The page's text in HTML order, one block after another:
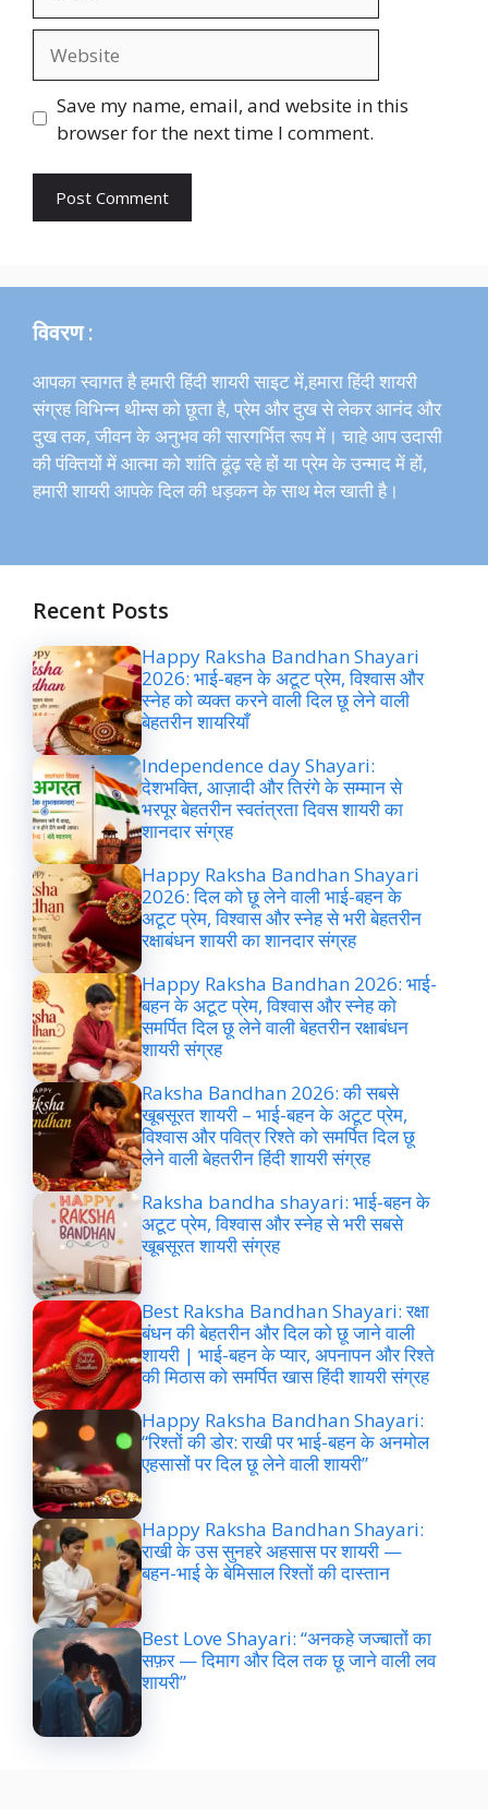
Save my name, email, and website in this
browser for the next time I comment.
विवरण :
आपका स्वागत है हमारी हिंदी शायरी साइट में,हमारा हिंदी शायरी
संग्रह विभिन्न थीम्स को छूता है, प्रेम और दुख से लेकर आनंद और
दुख तक, जीवन के अनुभव की सारगर्भित रूप में। चाहे आप उदासी
की पंक्तियों में आत्मा को शांति ढूंढ़ रहे हों या प्रेम के उन्माद में हों,
हमारी शायरी आपके दिल की धड़कन के साथ मेल खाती है।
Recent Posts
Happy Raksha Bandhan Shayari
2026: भाई-बहन के अटूट प्रेम, विश्वास और
स्नेह को व्यक्त करने वाली दिल छू लेने वाली
बेहतरीन शायरियाँ
Independence day Shayari:
देशभक्ति, आज़ादी और तिरंगे के सम्मान से
भरपूर बेहतरीन स्वतंत्रता दिवस शायरी का
शानदार संग्रह
Happy Raksha Bandhan Shayari
2026: दिल को छू लेने वाली भाई-बहन के
अटूट प्रेम, विश्वास और स्नेह से भरी बेहतरीन
रक्षाबंधन शायरी का शानदार संग्रह
Happy Raksha Bandhan 2026: भाई-
बहन के अटूट प्रेम, विश्वास और स्नेह को
समर्पित दिल छू लेने वाली बेहतरीन रक्षाबंधन
शायरी संग्रह
Raksha Bandhan 2026: की सबसे
खूबसूरत शायरी – भाई-बहन के अटूट प्रेम,
विश्वास और पवित्र रिश्ते को समर्पित दिल छू
लेने वाली बेहतरीन हिंदी शायरी संग्रह
Raksha bandha shayari: भाई-बहन के
अटूट प्रेम, विश्वास और स्नेह से भरी सबसे
खूबसूरत शायरी संग्रह
Best Raksha Bandhan Shayari: रक्षा
बंधन की बेहतरीन और दिल को छू जाने वाली
शायरी | भाई-बहन के प्यार, अपनापन और रिश्ते
की मिठास को समर्पित खास हिंदी शायरी संग्रह
Happy Raksha Bandhan Shayari:
“रिश्तों की डोर: राखी पर भाई-बहन के अनमोल
एहसासों पर दिल छू लेने वाली शायरी”
Happy Raksha Bandhan Shayari:
राखी के उस सुनहरे अहसास पर शायरी —
बहन-भाई के बेमिसाल रिश्तों की दास्तान
Best Love Shayari: “अनकहे जज्बातों का
सफ़र — दिमाग और दिल तक छू जाने वाली लव
शायरी”